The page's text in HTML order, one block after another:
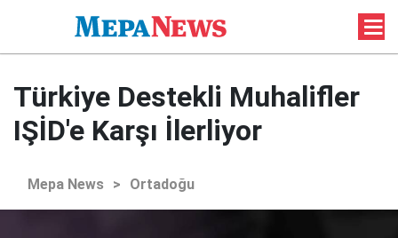
Türkiye Destekli Muhalifler
IŞİD'e Karşı İlerliyor
Mepa News > Ortadoğu